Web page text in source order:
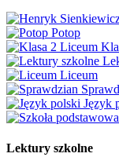
Potop
Liceum
Język
Lektury szkolne